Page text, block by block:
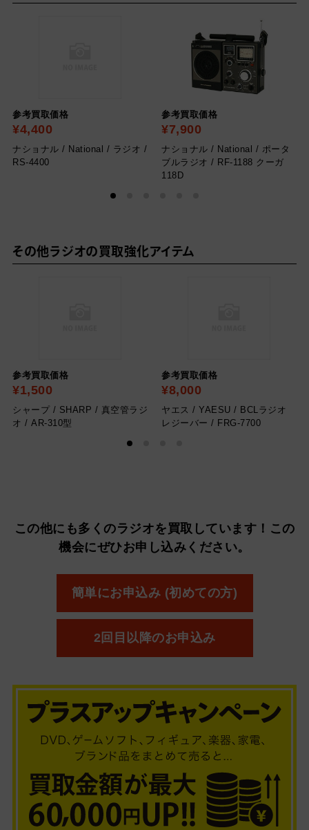
参考買取価格
¥4,400
ナショナル / National / ラジオ /
RS-4400
参考買取価格
¥7,900
ナショナル / National / ポータ
ブルラジオ / RF-1188 クーガ
118D
その他ラジオの買取強化アイテム
参考買取価格
¥1,500
シャープ / SHARP / 真空管ラジ
オ / AR-310型
参考買取価格
¥8,000
ヤエス / YAESU / BCLラジオ
レジーバー / FRG-7700
この他にも多くのラジオを買取しています！ この
機会にぜひお申し込みください。
簡単にお申込み (初めての方)
2回目以降のお申込み